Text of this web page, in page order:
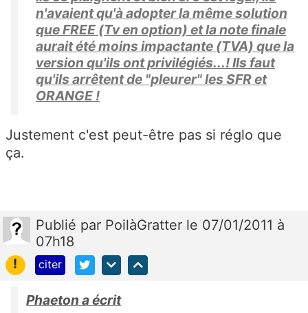
n'avaient qu'à adopter la même solution
que FREE (Tv en option) et la note finale
aurait été moins impactante (TVA) que la
version qu'ils ont privilégiés...! Ils faut
qu'ils arrêtent de "pleurer" les SFR et
ORANGE !
Justement c'est peut-être pas si réglo que
ça.
Publié par PoilàGratter le 07/01/2011 à
07h18
!
citer
Phaeton a écrit